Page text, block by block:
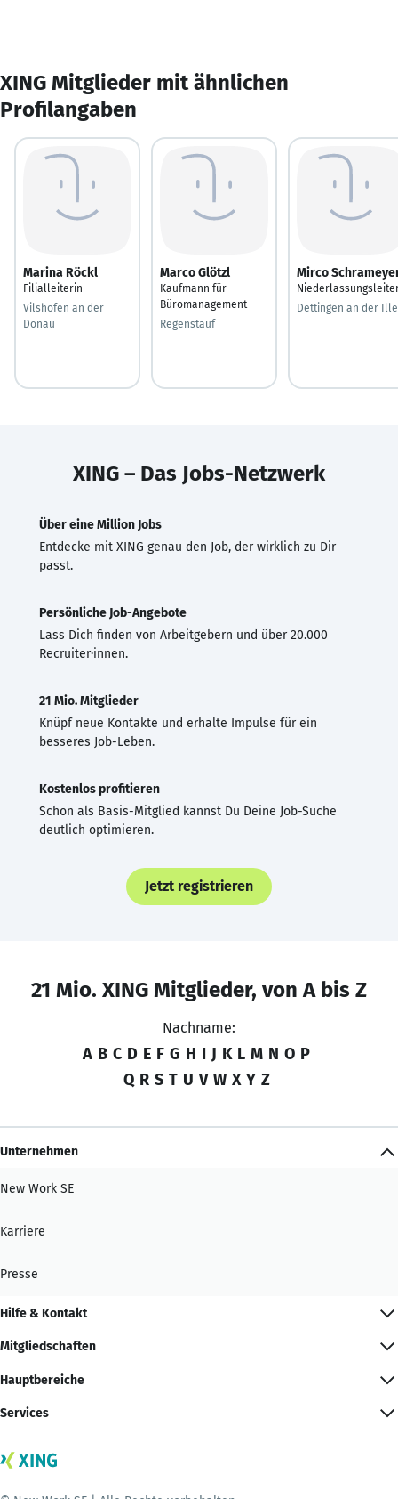
XING Mitglieder mit ähnlichen
Profilangaben
Marina Röckl
Filialleiterin
Vilshofen an der
Donau
Marco Glötzl
Kaufmann für
Büromanagement
Regenstauf
Mirco
Dettingen an der
XING – Das Jobs-Netzwerk
Über eine Million Jobs
Entdecke mit XING genau den Job, der wirklich zu Dir
passt.
Persönliche Job-Angebote
Lass Dich finden von Arbeitgebern und über 20.000
Recruiter·innen.
21 Mio. Mitglieder
Knüpf neue Kontakte und erhalte Impulse für ein
besseres Job-Leben.
Kostenlos profitieren
Schon als Basis-Mitglied kannst Du Deine Job-Suche
deutlich optimieren.
Jetzt registrieren
21 Mio. XING Mitglieder, von A bis Z
Nachname:
A B C D E F G H I J K L M N O P
Q R S T U V W X Y Z
Unternehmen
New Work SE
Karriere
Presse
Hilfe & Kontakt
Mitgliedschaften
Hauptbereiche
Services